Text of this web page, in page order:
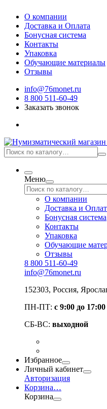
О компании
Доставка и Оплата
Бонусная система
Контакты
Упаковка
Обучающие материалы
Отзывы
info@76monet.ru
8 800 511-60-49
Заказать звонок
Меню
О компании
Доставка и
Бонусная система
Контакты
Упаковка
Обучающие
Отзывы
8 800 511-60-49
info@76monet.ru
152303, Россия,
ПН-ПТ: с 9:00 до 17:00
СБ-ВС: выходной
Избранное
Личный кабинет
Авторизация
Корзина…
Корзина